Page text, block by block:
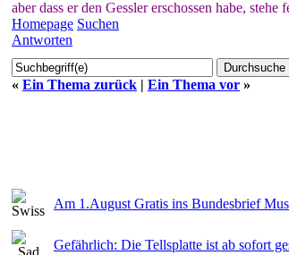
aber dass er den Gessler erschossen habe,
Homepage Suchen
Antworten
« Ein Thema zurück | Ein Thema vor »
Am 1.August Gratis ins Bundesbrief
Gefährlich: Die Tellsplatte ist ab sofort